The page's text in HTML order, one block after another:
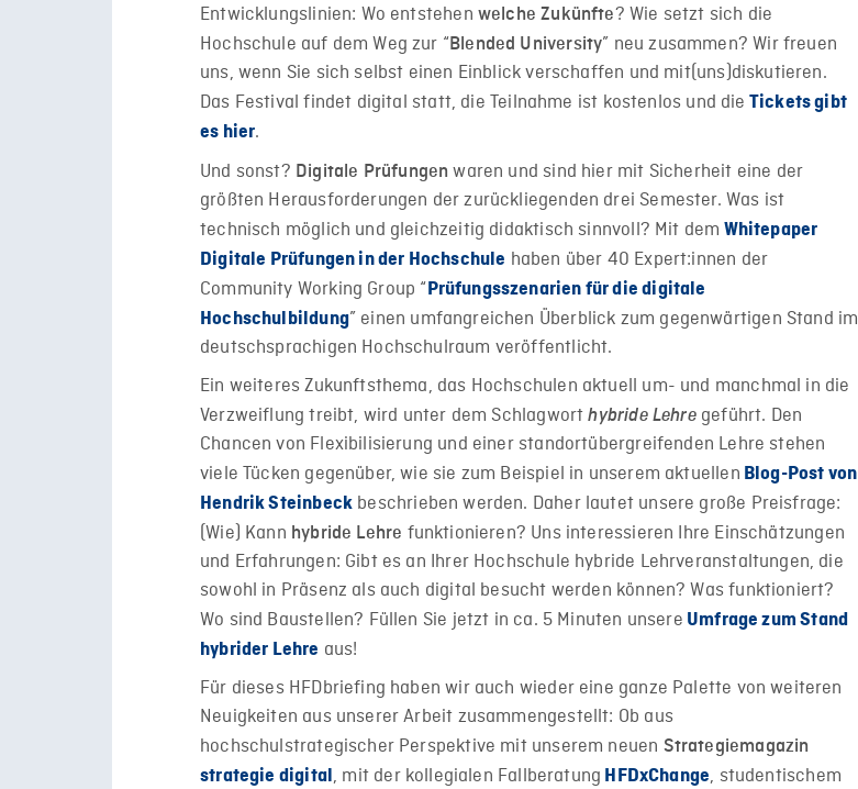
Entwicklungslinien: Wo entstehen welche Zukünfte? Wie setzt sich die
Hochschule auf dem Weg zur “Blended University” neu zusammen? Wir freuen
uns, wenn Sie sich selbst einen Einblick verschaffen und mit(uns)diskutieren.
Das Festival findet digital statt, die Teilnahme ist kostenlos und die Tickets gibt
es hier.
Und sonst? Digitale Prüfungen waren und sind hier mit Sicherheit eine der
größten Herausforderungen der zurückliegenden drei Semester. Was ist
technisch möglich und gleichzeitig didaktisch sinnvoll? Mit dem Whitepaper
Digitale Prüfungen in der Hochschule haben über 40 Expert:innen der
Community Working Group “ Prüfungsszenarien für die digitale
Hochschulbildung” einen umfangreichen Überblick zum gegenwärtigen Stand im
deutschsprachigen Hochschulraum veröffentlicht.
Ein weiteres Zukunftsthema, das Hochschulen aktuell um- und manchmal in die
Verzweiflung treibt, wird unter dem Schlagworthybride Lehregeführt. Den
Chancen von Flexibilisierung und einer standortübergreifenden Lehre stehen
viele Tücken gegenüber, wie sie zum Beispiel in unserem aktuellen Blog-Post von
Hendrik Steinbeck beschrieben werden. Daher lautet unsere große Preisfrage:
(Wie) Kann hybride Lehre funktionieren? Uns interessieren Ihre Einschätzungen
und Erfahrungen: Gibt es an Ihrer Hochschule hybride Lehrveranstaltungen, die
sowohl in Präsenz als auch digital besucht werden können? Was funktioniert?
Wo sind Baustellen? Füllen Sie jetzt in ca. 5 Minuten unsere Umfrage zum Stand
hybrider Lehre aus!
Für dieses HFDbriefing haben wir auch wieder eine ganze Palette von weiteren
Neuigkeiten aus unserer Arbeit zusammengestellt: Ob aus
hochschulstrategischer Perspektive mit unserem neuen Strategiemagazin
strategie digital , mit der kollegialen Fallberatung HFDxChange, studentischem